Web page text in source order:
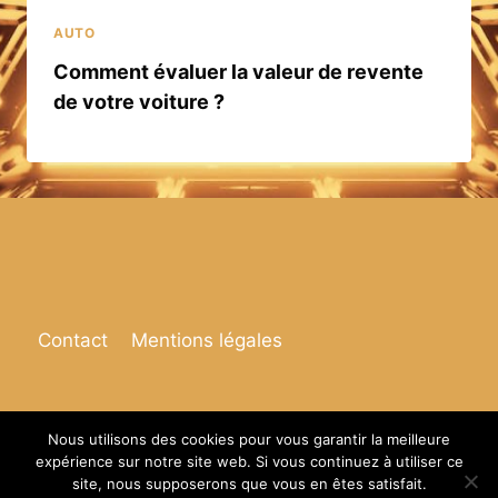
AUTO
Comment évaluer la valeur de revente
de votre voiture ?
Contact Mentions légales
© 2026 Espace de vie
Nous utilisons des cookies pour vous garantir la meilleure
expérience sur notre site web. Si vous continuez à utiliser ce
site, nous supposerons que vous en êtes satisfait.